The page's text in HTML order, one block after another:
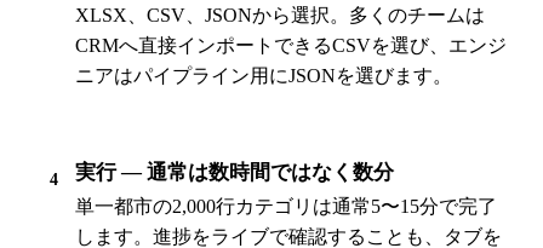
XLSX、CSV、JSONから選択。多くのチームは
CRMへ直接インポートできるCSVを選び、エンジ
ニアはパイプライン用にJSONを選びます。
4 実行 — 通常は数時間ではなく数分
単一都市の2,000行カテゴリは通常5〜15分で完了
します。進捗をライブで確認することも、タブを